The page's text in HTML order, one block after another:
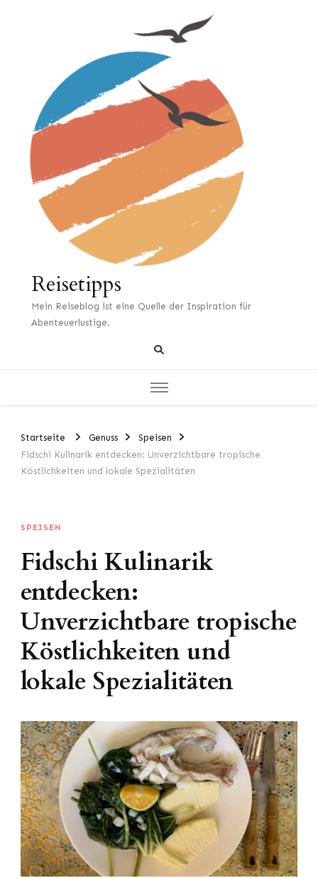
Reisetipps
Mein Reiseblog ist eine Quelle der Inspiration für
Abenteuerlustige.
Startseite Genuss
Speisen
Fidschi Kulinarik entdecken: Unverzichtbare tropische
Köstlichkeiten und lokale Spezialitäten
SPEISEN
Fidschi Kulinarik
entdecken:
Unverzichtbare tropische
Köstlichkeiten und
lokale Spezialitäten